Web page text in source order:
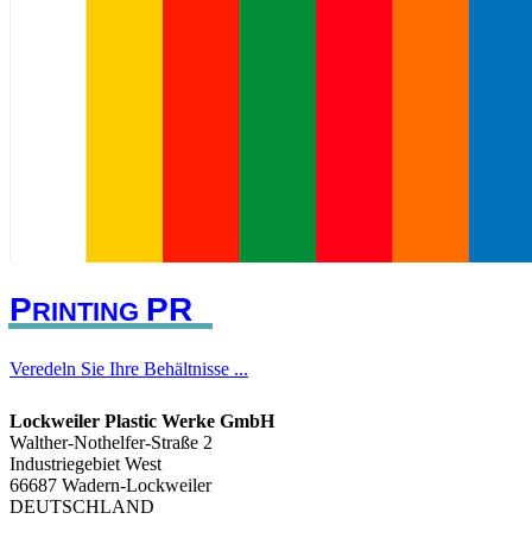
PRINTING PR
Veredeln Sie Ihre Behältnisse ...
Lockweiler Plastic Werke GmbH
Walther-Nothelfer-Straße 2
Industriegebiet West
66687 Wadern-Lockweiler
DEUTSCHLAND